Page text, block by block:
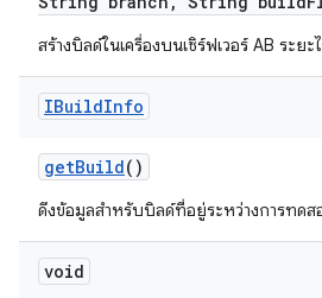
สร้างบิลด์ในเครื่องบนเซิร์ฟเวอร์ AB ระย
IBuildInfo
getBuild()
ดึงข้อมูลสำหรับบิลด์ที่อยู่ระหว่างการทดส
void